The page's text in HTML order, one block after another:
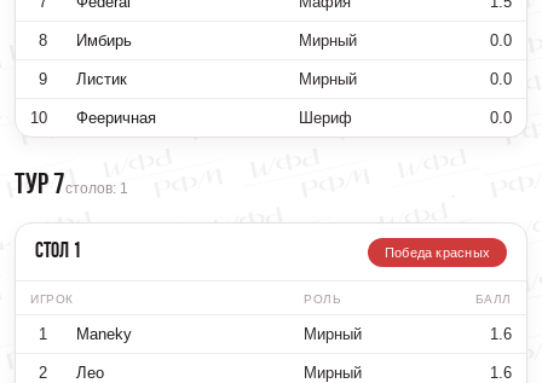
8 Имбирь Мирный 0.0
9 Листик Мирный 0.0
10 Фееричная Шериф 0.0
Тур 7столов: 1
Стол 1 Победа красных
ИГРОК РОЛЬ БАЛЛ
1 Maneky Мирный 1.6
2 Лео Мирный 1.6